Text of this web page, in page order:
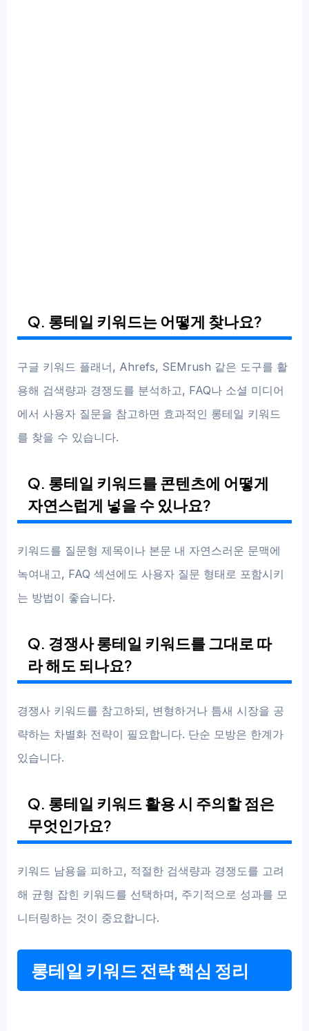
Q. 롱테일 키워드는 어떻게 찾나요?
구글 키워드 플래너, Ahrefs, SEMrush 같은 도구를 활
용해 검색량과 경쟁도를 분석하고, FAQ나 소셜 미디어
에서 사용자 질문을 참고하면 효과적인 롱테일 키워드
를 찾을 수 있습니다.
Q. 롱테일 키워드를 콘텐츠에 어떻게
자연스럽게 넣을 수 있나요?
키워드를 질문형 제목이나 본문 내 자연스러운 문맥에
녹여내고, FAQ 섹션에도 사용자 질문 형태로 포함시키
는 방법이 좋습니다.
Q. 경쟁사 롱테일 키워드를 그대로 따
라 해도 되나요?
경쟁사 키워드를 참고하되, 변형하거나 틈새 시장을 공
략하는 차별화 전략이 필요합니다. 단순 모방은 한계가
있습니다.
Q. 롱테일 키워드 활용 시 주의할 점은
무엇인가요?
키워드 남용을 피하고, 적절한 검색량과 경쟁도를 고려
해 균형 잡힌 키워드를 선택하며, 주기적으로 성과를 모
니터링하는 것이 중요합니다.
롱테일 키워드 전략 핵심 정리